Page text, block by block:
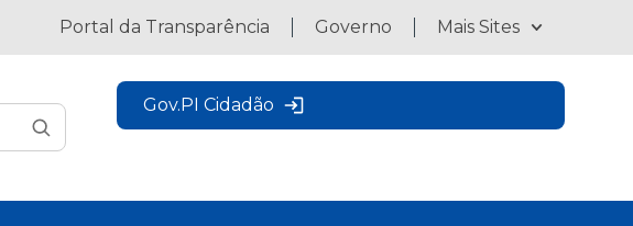
Portal da Transparência Governo Mais Sites
Gov.PI Cidadão